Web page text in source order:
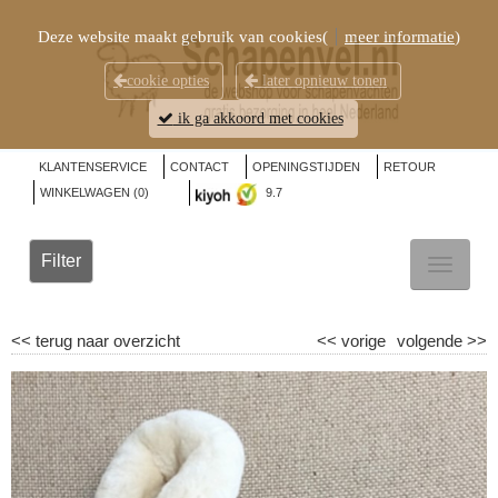
KLANTENSERVICE CONTACT OPENINGSTIJDEN
RETOUR
WINKELWAGEN (0) 9.7
Filter
<< terug naar overzicht volgende >>
<< vorige
Deze website maakt gebruik van cookies( meer informatie)
cookie opties later opnieuw tonen
ik ga akkoord met cookies